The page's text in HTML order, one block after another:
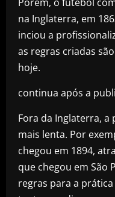
na Inglaterra, em
inciou a
as regras criadas
hoje.
continua após a
Fora da Inglaterra,
mais lenta. Por
chegou em 1894,
que chegou em São
regras para a